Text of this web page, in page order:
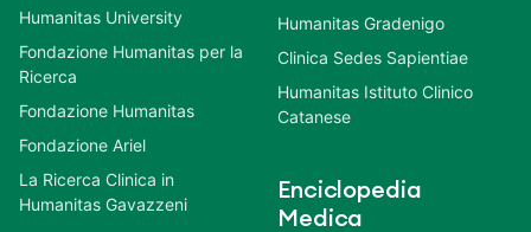
Humanitas University
Fondazione Humanitas per la
Ricerca
Fondazione Humanitas
Fondazione Ariel
La Ricerca Clinica in
Humanitas Gavazzeni
Humanitas Gradenigo
Clinica Sedes Sapientiae
Humanitas Istituto Clinico
Catanese
Enciclopedia
Medica